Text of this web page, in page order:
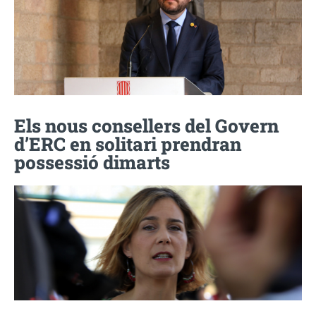
Els nous consellers del Govern
d’ERC en solitari prendran
possessió dimarts